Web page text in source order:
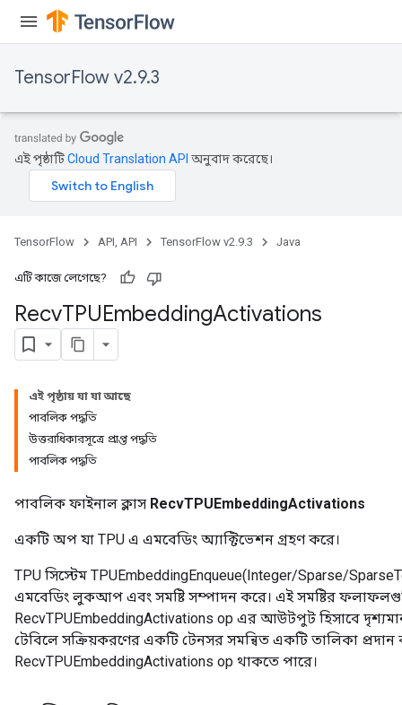
TensorFlow v2.9.3
এই পৃষ্ঠাটিCloud Translation API অনুবাদ করেছে।
TensorFlow API, API TensorFlow v2.9.3 Java
এটি কাজে লেগেছে?
RecvTPUEmbeddingActivations
এই পৃষ্ঠায় যা যা আছে
পাবলিক পদ্ধতি
উত্তরাধিকারসূত্রে প্রাপ্ত পদ্ধতি
পাবলিক পদ্ধতি
পাবলিক ফাইনাল ক্লাস RecvTPUEmbeddingActivations
একটি অপ যা TPU এ এমবেডিং অ্যাক্টিভেশন গ্রহণ করে।
TPU সিস্টেম TPUEmbeddingEnqueue(Integer/Sparse/
এমবেডিং লুকআপ এবং সমষ্টি সম্পাদন করে। এই সমষ্টির
RecvTPUEmbeddingActivations op এর আউটপুট হিসাবে
টেবিলে সক্রিয়করণের একটি টেনসর সমন্বিত একটি তালিকা প্রদান
RecvTPUEmbeddingActivations op থাকতে পারে।